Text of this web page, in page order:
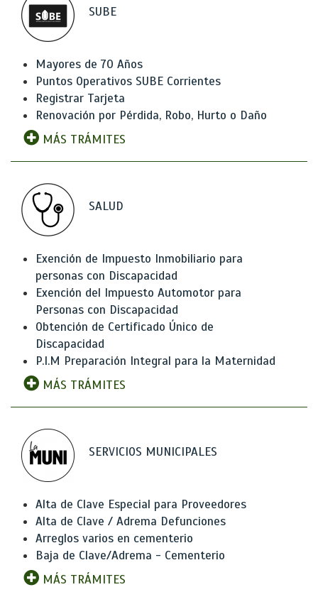
SUBE
Mayores de 70 Años
Puntos Operativos SUBE Corrientes
Registrar Tarjeta
Renovación por Pérdida, Robo, Hurto o Daño
MÁS TRÁMITES
SALUD
Exención de Impuesto Inmobiliario para
personas con Discapacidad
Exención del Impuesto Automotor para
Personas con Discapacidad
Obtención de Certificado Único de
Discapacidad
P.I.M Preparación Integral para la Maternidad
MÁS TRÁMITES
SERVICIOS MUNICIPALES
Alta de Clave Especial para Proveedores
Alta de Clave / Adrema Defunciones
Arreglos varios en cementerio
Baja de Clave/Adrema - Cementerio
MÁS TRÁMITES